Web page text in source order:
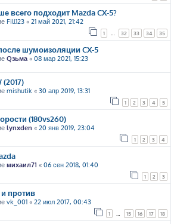
всего подходит Mazda CX-5?
Fill123 « 21 май 2021, 21:42
1 32 33 34 35
шумоизоляции CX-5
Qзьма« 08 мар 2021, 15:23
(2017)
mishutik « 30 апр 2019, 13:31
1 2 3 4 5
(180vs260)
lynxden « 20 янв 2019, 23:04
1 2 3 4
михаил71 « 06 сен 2018, 01:40
1 2 3
и против
vk_001 « 22 июл 2017, 00:43
1 15 16 17 18